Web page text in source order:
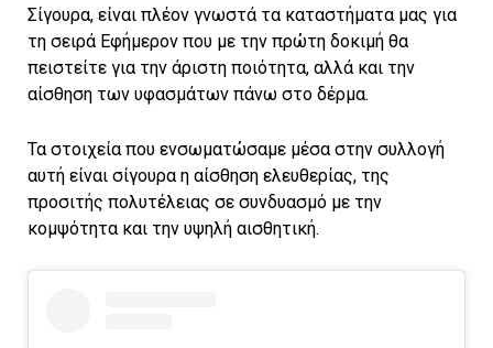
Σίγουρα, είναι πλέον γνωστά τα καταστήματα μας για
τη σειρά Εφήμερον που με την πρώτη δοκιμή θα
πειστείτε για την άριστη ποιότητα, αλλά και την
αίσθηση των υφασμάτων πάνω στο δέρμα.
Τα στοιχεία που ενσωματώσαμε μέσα στην συλλογή
αυτή είναι σίγουρα η αίσθηση ελευθερίας, της
προσιτής πολυτέλειας σε συνδυασμό με την
κομψότητα και την υψηλή αισθητική.